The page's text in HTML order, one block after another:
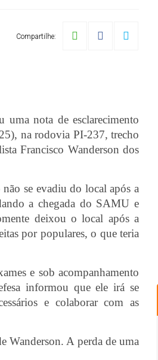
Compartilhe:
nota de esclarecimento
na rodovia PI-237, trecho
Francisco Wanderson dos
se evadiu do local após a
a chegada do SAMU e
deixou o local após a
por populares, o que teria
e sob acompanhamento
informou que ele irá se
e colaborar com as
Wanderson. A perda de uma